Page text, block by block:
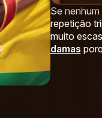
Se
repetição
muito
damas